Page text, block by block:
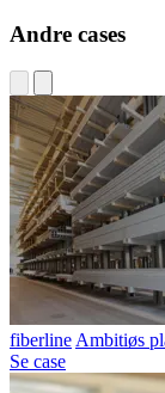
Andre cases
fiberline Ambitiøs
Se case